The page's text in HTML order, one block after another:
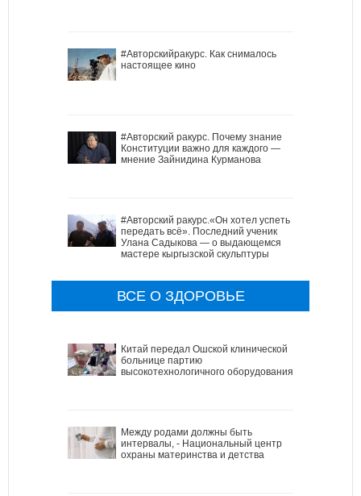
#Авторскийракурс. Как снималось
настоящее кино
#Авторский ракурс. Почему знание
Конституции важно для каждого —
мнение Зайнидина Курманова
#Авторский ракурс.«Он хотел успеть
передать всё». Последний ученик
Улана Садыкова — о выдающемся
мастере кыргызской скульптуры
ВСЕ О ЗДОРОВЬЕ
Китай передал Ошской клинической
больнице партию
высокотехнологичного оборудования
Между родами должны быть
интервалы, - Национальный центр
охраны материнства и детства